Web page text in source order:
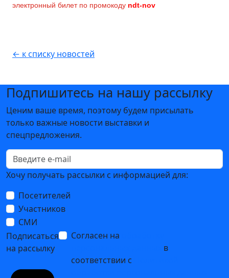
электронный билет по промокоду ndt-nov
← к списку новостей
Подпишитесь на нашу рассылку
Ценим ваше время, поэтому будем присылать
только важные новости выставки и
спецпредложения.
Хочу получать рассылки с информацией для:
Посетителей
Участников
СМИ
Подписаться
на рассылку
Согласен на
в
соответствии с